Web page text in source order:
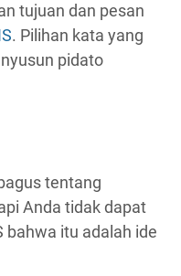
tujuan dan pesan
. Pilihan kata yang
pidato
tentang
Anda tidak dapat
bahwa itu adalah ide